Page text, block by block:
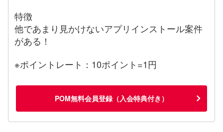
特徴
他であまり見かけないアプリインストール案件
がある！
※ポイントレート：10ポイント=1円
POM無料会員登録（入会特典付き）